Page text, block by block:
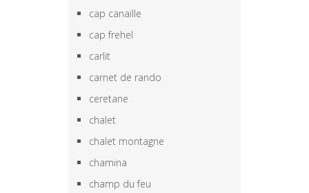
cap canaille
cap frehel
carlit
carnet de rando
ceretane
chalet
chalet montagne
chamina
champ du feu